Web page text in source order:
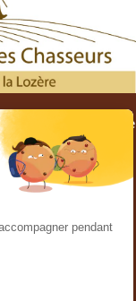
pendant
Chasseurs de Lozère